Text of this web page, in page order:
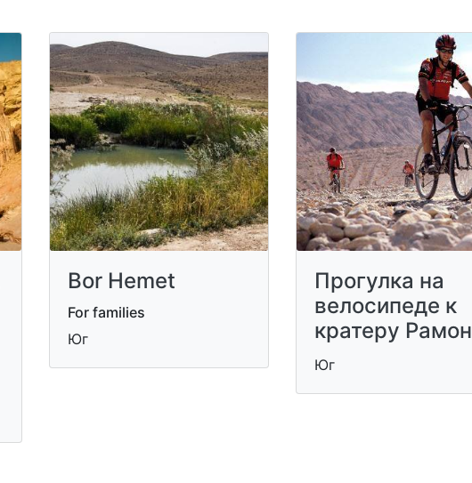
Bor Hemet
For families
Юг
Прогулка на
велосипеде к
кратеру Рамон
Юг